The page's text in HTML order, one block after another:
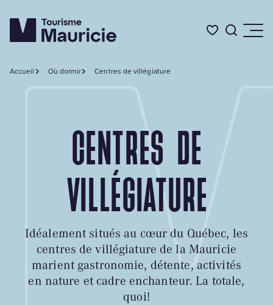
Où dormir
Où manger
Événements
L'été en Mauricie
Accueil Où dormir Centres de villégiature
CENTRES DE
VILLÉGIATURE
Idéalement situés au cœur du Québec, les
centres de villégiature de la Mauricie
marient gastronomie, détente, activités
en nature et cadre enchanteur. La totale,
quoi!